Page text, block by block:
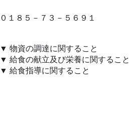
０１８５－７３－５６９１
▼ 物資の調達に関すること
▼ 給食の献立及び栄養に関すること
▼ 給食指導に関すること